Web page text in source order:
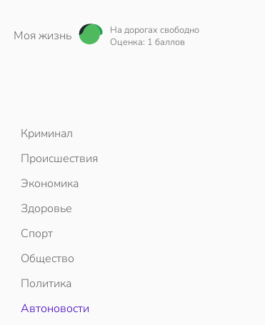
Моя жизнь
На дорогах свободно
Оценка: 1 баллов
Криминал
Происшествия
Экономика
Здоровье
Спорт
Общество
Политика
Автоновости